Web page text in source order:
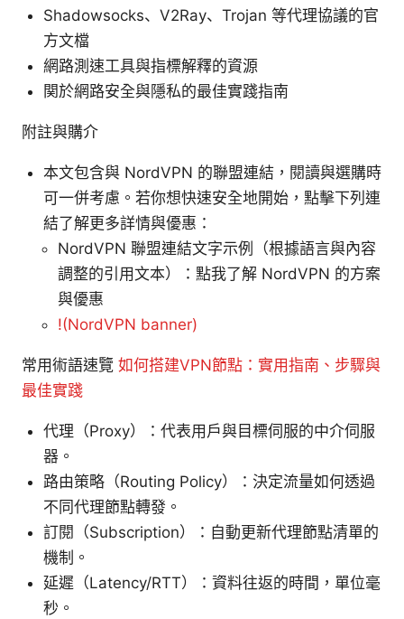
Shadowsocks、V2Ray、Trojan 等代理協議的官
方文檔
網路測速工具與指標解釋的資源
関於網路安全與隱私的最佳實踐指南
附註與購介
本文包含與 NordVPN 的聯盟連結，閱讀與選購時
可一併考慮。若你想快速安全地開始，點擊下列連
結了解更多詳情與優惠：
NordVPN 聯盟連結文字示例（根據語言與內容
調整的引用文本）：點我了解 NordVPN 的方案
與優惠
!(NordVPN banner)
常用術語速覽 如何搭建VPN節點：實用指南、步驟與
最佳實踐
代理（Proxy）：代表用戶與目標伺服的中介伺服
器。
路由策略（Routing Policy）：決定流量如何透過
不同代理節點轉發。
訂閱（Subscription）：自動更新代理節點清單的
機制。
延遲（Latency/RTT）：資料往返的時間，單位毫
秒。